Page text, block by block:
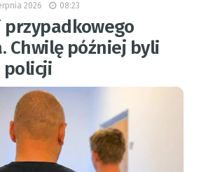
2026 08:23
Chwilę później byli
policji